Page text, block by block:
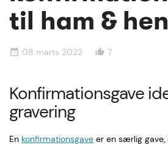
til ham &
date_range 08 marts 2022 thumb_up_alt 7
Konfirmationsgave
gravering
En konfirmationsgave er en særlig gave,